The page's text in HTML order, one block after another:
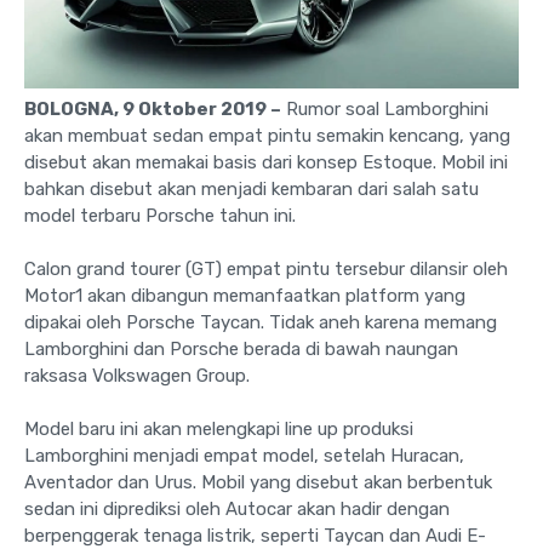
BOLOGNA, 9 Oktober 2019 – Rumor soal Lamborghini
akan membuat sedan empat pintu semakin kencang, yang
disebut akan memakai basis dari konsep Estoque. Mobil ini
bahkan disebut akan menjadi kembaran dari salah satu
model terbaru Porsche tahun ini.
Calon grand tourer (GT) empat pintu tersebur dilansir oleh
Motor1 akan dibangun memanfaatkan platform yang
dipakai oleh Porsche Taycan. Tidak aneh karena memang
Lamborghini dan Porsche berada di bawah naungan
raksasa Volkswagen Group.
Model baru ini akan melengkapi line up produksi
Lamborghini menjadi empat model, setelah Huracan,
Aventador dan Urus. Mobil yang disebut akan berbentuk
sedan ini diprediksi oleh Autocar akan hadir dengan
berpenggerak tenaga listrik, seperti Taycan dan Audi E-